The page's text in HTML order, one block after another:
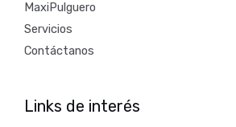
MaxiPulguero
Servicios
Contáctanos
Links de interés